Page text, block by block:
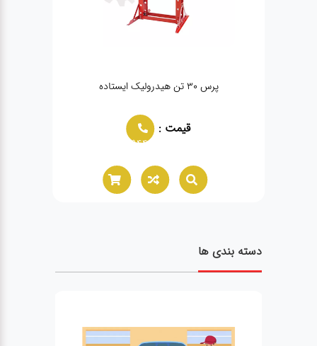
پرس ۳۰ تن هیدرولیک ایستاده
قیمت :
02166021944
دسته بندی ها